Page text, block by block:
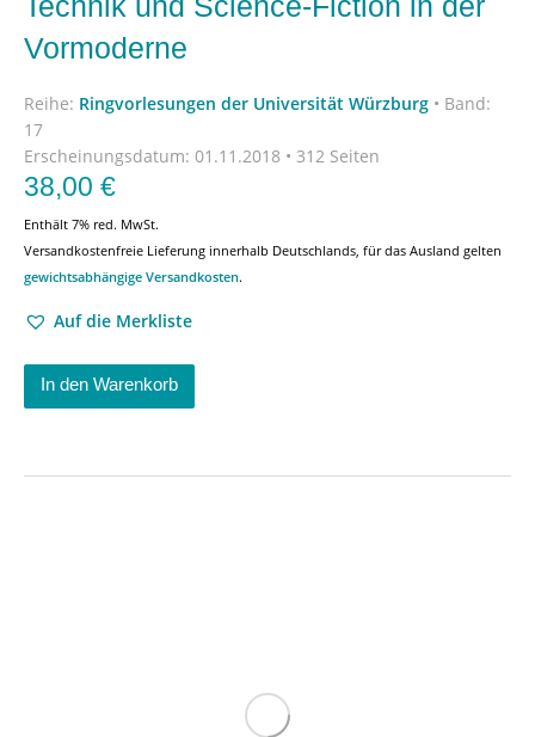
Vormoderne
Reihe: Ringvorlesungen der Universität Würzburg • Band:
17
Erscheinungsdatum: 01.11.2018 • 312 Seiten
38,00 €
Enthält 7% red. MwSt.
Versandkostenfreie Lieferung innerhalb Deutschlands, für das Ausland gelten
gewichtsabhängige Versandkosten.
Auf die Merkliste
In den Warenkorb